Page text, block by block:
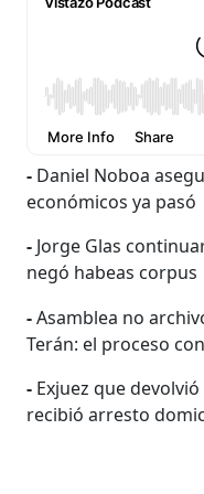
- Daniel Noboa
económicos ya pasó
- Jorge Glas
negó habeas corpus
-Asamblea no
Terán: el proceso
- Exjuez que
recibió arresto